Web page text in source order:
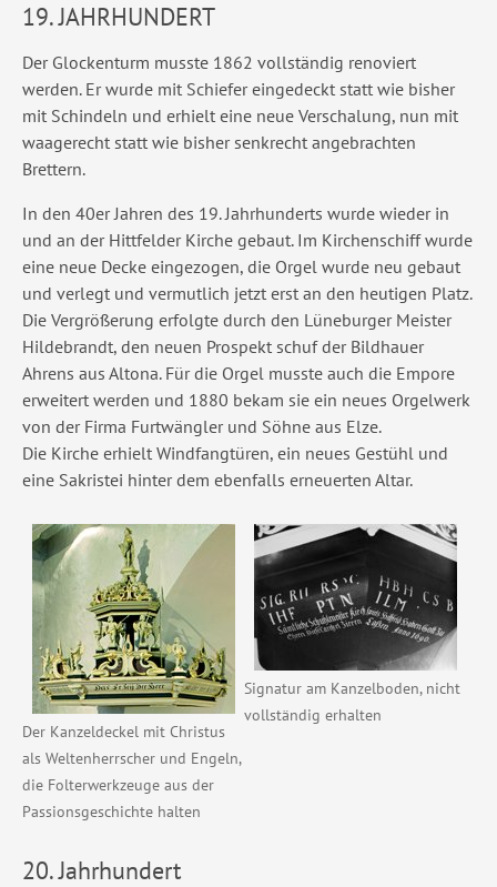
19. JAHRHUNDERT
Der Glockenturm musste 1862 vollständig renoviert
werden. Er wurde mit Schiefer eingedeckt statt wie bisher
mit Schindeln und erhielt eine neue Verschalung, nun mit
waagerecht statt wie bisher senkrecht angebrachten
Brettern.
In den 40er Jahren des 19. Jahrhunderts wurde wieder in
und an der Hittfelder Kirche gebaut. Im Kirchenschiff wurde
eine neue Decke eingezogen, die Orgel wurde neu gebaut
und verlegt und vermutlich jetzt erst an den heutigen Platz.
Die Vergrößerung erfolgte durch den Lüneburger Meister
Hildebrandt, den neuen Prospekt schuf der Bildhauer
Ahrens aus Altona. Für die Orgel musste auch die Empore
erweitert werden und 1880 bekam sie ein neues Orgelwerk
von der Firma Furtwängler und Söhne aus Elze.
Die Kirche erhielt Windfangtüren, ein neues Gestühl und
eine Sakristei hinter dem ebenfalls erneuerten Altar.
Show larger version
Der Kanzeldeckel mit Christus
als Weltenherrscher und Engeln,
die Folterwerkzeuge aus der
Passionsgeschichte halten
Show larger version
Signatur am Kanzelboden, nicht
vollständig erhalten
20. Jahrhundert